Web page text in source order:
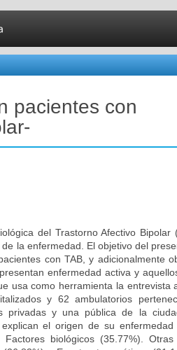
pacientes con
del Trastorno Afectivo Bipolar
la enfermedad. El objetivo del
con TAB, y adicionalmente
enfermedad activa y
usa como herramienta la entrevista
y 62 ambulatorios
privadas y una pública de la
el origen de su
biológicos (35.77%). Otras